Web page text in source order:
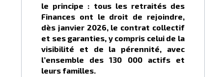
le principe : tous les retraités des
Finances ont le droit de rejoindre,
dès janvier 2026, le contrat collectif
et ses garanties, y compris celui de la
visibilité et de la pérennité, avec
l’ensemble des 130 000 actifs et
leurs familles.